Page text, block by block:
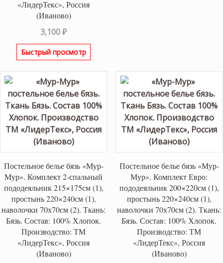
«ЛидерТекс», Россия
(Иваново)
3,100₽
Быстрый просмотр
Постельное белье бязь «Мур-
Мур». Комплект 2-спальный
пододеяльник 215×175см (1),
простынь 220×240см (1),
наволочки 70х70см (2). Ткань:
Бязь. Состав: 100% Хлопок.
Производство: ТМ
«ЛидерТекс», Россия
(Иваново)
Постельное белье бязь «Мур-
Мур». Комплект Евро:
пододеяльник 200×220см (1),
простынь 220×240см (1),
наволочки 70х70см (2). Ткань:
Бязь. Состав: 100% Хлопок.
Производство: ТМ
«ЛидерТекс», Россия
(Иваново)